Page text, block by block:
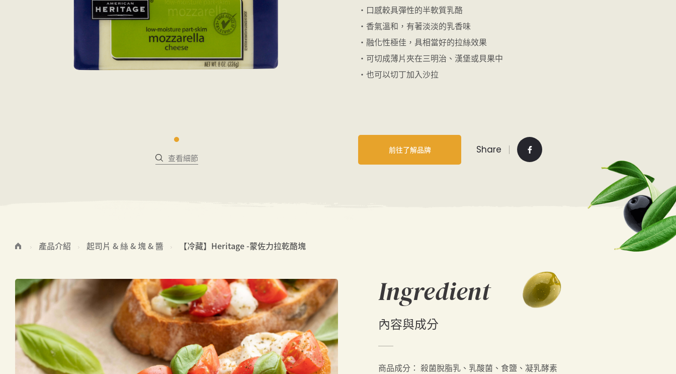
查看細節
・口感較具彈性的半軟質乳酪
・香氣溫和，有著淡淡的乳香味
・融化性極佳，具相當好的拉絲效果
・可切成薄片夾在三明治、漢堡或貝果中
・也可以切丁加入沙拉
前往了解品牌 Share
產品介紹 起司片 & 絲 & 塊 & 醬 【冷藏】Heritage -蒙佐力拉乾酪塊
Ingredient
內容與成分
商品成分： 殺菌脫脂乳、乳酸菌、食鹽、凝乳酵素